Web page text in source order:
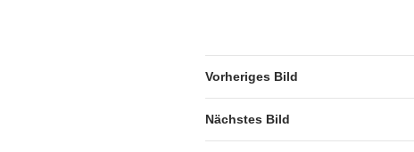
Vorheriges Bild
Nächstes Bild